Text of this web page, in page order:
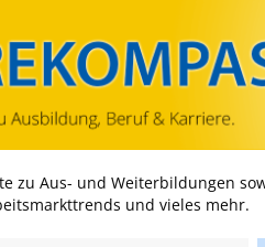
Zum Inhalt springen
Zum Navmenü springen
Zur Suche springen
Zur Footer springen
zu Aus- und Weiterbildungen
und vieles mehr.